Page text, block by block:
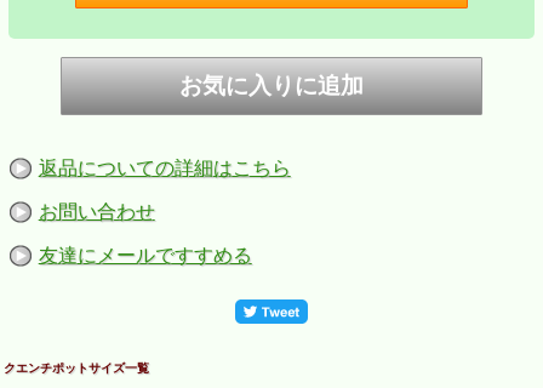
返品についての詳細はこちら
お問い合わせ
友達にメールですすめる
クエンチポットサイズ一覧